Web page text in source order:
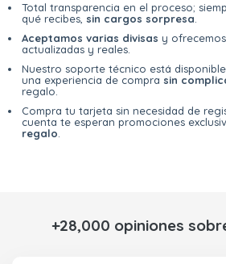
Total transparencia en el proceso;
qué recibes, sin cargos sorpresa
Aceptamos varias divisas y
actualizadas y reales.
Nuestro soporte técnico está
una experiencia de compra sin
regalo.
Compra tu tarjeta sin necesidad de
cuenta te esperan promociones
regalo
+28,000 opiniones